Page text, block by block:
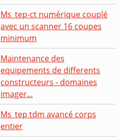
Ms_tep-ct numérique couplé
avec un scanner 16 coupes
minimum
Maintenance des
equipements de differents
constructeurs - domaines
imager...
Ms_tep tdm avancé corps
entier